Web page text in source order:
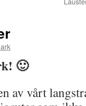
🙂
av vårt